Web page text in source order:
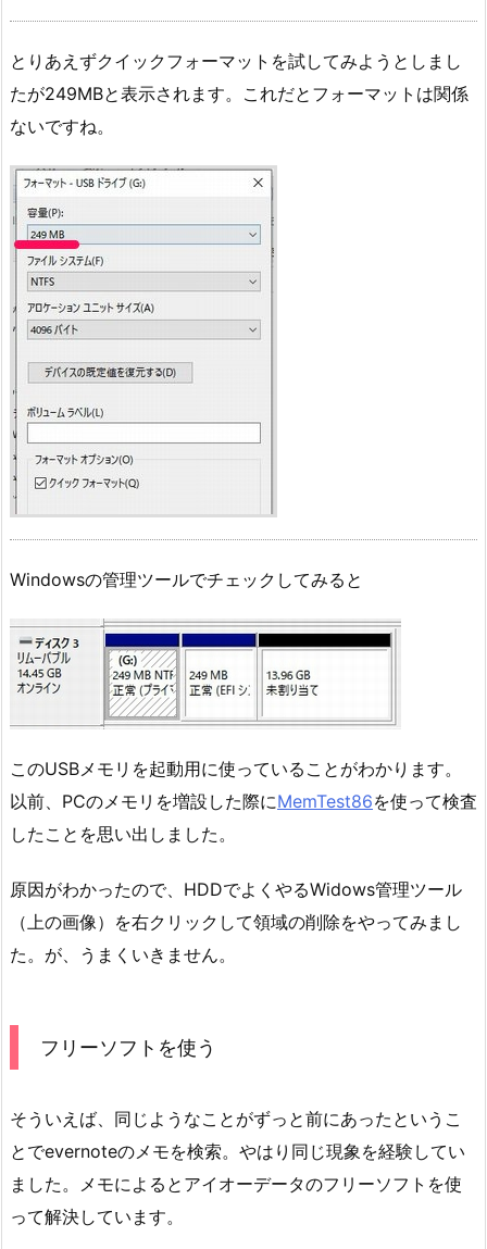
とりあえずクイックフォーマットを試してみようとしまし
たが249MBと表示されます。これだとフォーマットは関係
ないですね。
Windowsの管理ツールでチェックしてみると
このUSBメモリを起動用に使っていることがわかります。
以前、PCのメモリを増設した際にMemTest86を使って検査
したことを思い出しました。
原因がわかったので、HDDでよくやるWidows管理ツール
（上の画像）を右クリックして領域の削除をやってみまし
た。が、うまくいきません。
フリーソフトを使う
そういえば、同じようなことがずっと前にあったというこ
とでevernoteのメモを検索。やはり同じ現象を経験してい
ました。メモによるとアイオーデータのフリーソフトを使
って解決しています。